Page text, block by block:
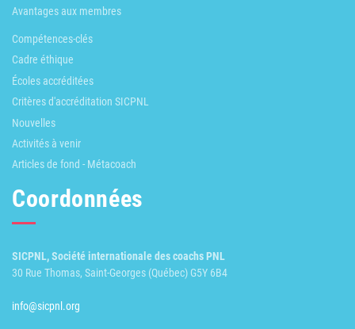
Avantages aux membres
Compétences-clés
Cadre éthique
Écoles accréditées
Critères d'accréditation SICPNL
Nouvelles
Activités à venir
Articles de fond - Métacoach
Coordonnées
SICPNL, Société internationale des coachs PNL
30 Rue Thomas, Saint-Georges (Québec) G5Y 6B4
info@sicpnl.org